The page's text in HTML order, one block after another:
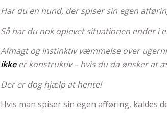
Har du en hund, der spiser sin egen
Så har du nok oplevet situationen ender i
Afmagt og instinktiv væmmelse over
ikkeer konstruktiv – hvis du da ønsker at
Der er dog hjælp at hente!
Hvis man spiser sin egen afføring, kaldes